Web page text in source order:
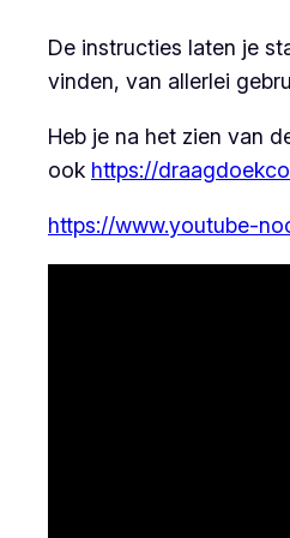
De instructies laten je
vinden, van allerlei
Heb je na het zien van
ook https://
https://www.youtube-